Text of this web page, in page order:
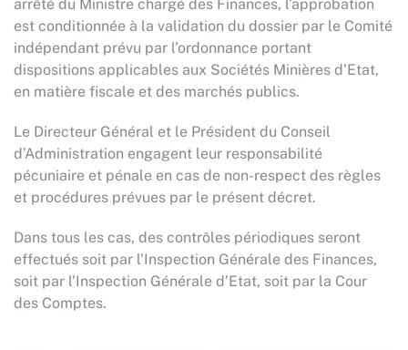
arrêté du Ministre chargé des Finances, l’approbation
est conditionnée à la validation du dossier par le Comité
indépendant prévu par l’ordonnance portant
dispositions applicables aux Sociétés Minières d’Etat,
en matière fiscale et des marchés publics.
Le Directeur Général et le Président du Conseil
d’Administration engagent leur responsabilité
pécuniaire et pénale en cas de non-respect des règles
et procédures prévues par le présent décret.
Dans tous les cas, des contrôles périodiques seront
effectués soit par l’Inspection Générale des Finances,
soit par l’Inspection Générale d’Etat, soit par la Cour
des Comptes.